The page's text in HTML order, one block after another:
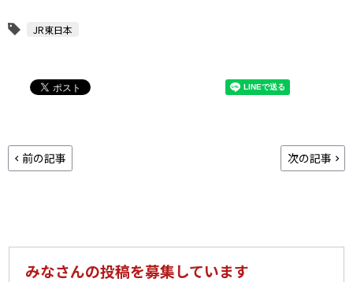
JR東日本
前の記事 次の記事
みなさんの投稿を募集しています